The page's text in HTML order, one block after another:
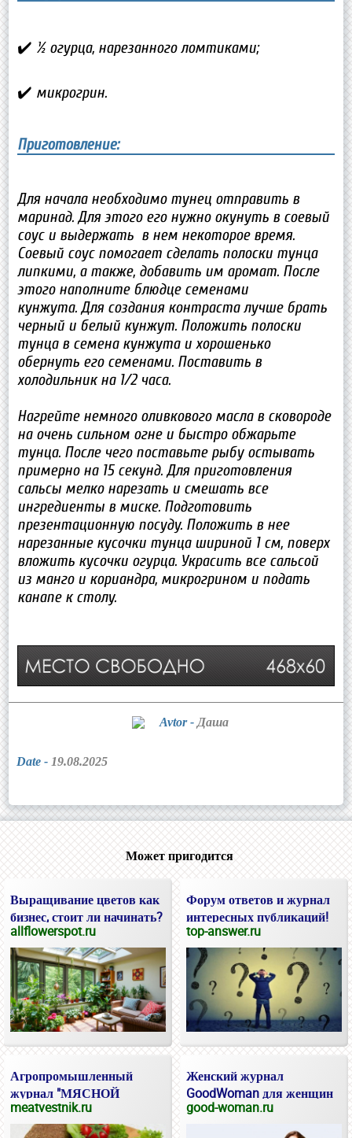
✔️ ½ огурца, нарезанного ломтиками;
✔️ микрогрин.
Приготовление:
Для начала необходимо тунец отправить в
маринад. Для этого его нужно окунуть в соевый
соус и выдержать в нем некоторое время.
Соевый соус помогает сделать полоски тунца
липкими, а также, добавить им аромат. После
этого наполните блюдце семенами
кунжута. Для создания контраста лучше брать
черный и белый кунжут. Положить полоски
тунца в семена кунжута и хорошенько
обернуть его семенами. Поставить в
холодильник на 1/2 часа.
Нагрейте немного оливкового масла в сковороде
на очень сильном огне и быстро обжарьте
тунца. После чего поставьте рыбу остывать
примерно на 15 секунд. Для приготовления
сальсы мелко нарезать и смешать все
ингредиенты в миске. Подготовить
презентационную посуду. Положить в нее
нарезанные кусочки тунца шириной 1 см, поверх
вложить кусочки огурца. Украсить все сальсой
из манго и кориандра, микрогрином и подать
канапе к столу.
Avtor - Даша
Date - 19.08.2025
Может пригодится
Выращивание цветов как
бизнес, стоит ли начинать?
allflowerspot.ru
Форум ответов и журнал
интересных публикаций!
top-answer.ru
Агропромышленный
журнал "МЯСНОЙ
ВЕСТНИК"
meatvestnik.ru
Женский журнал
GoodWoman для женщин
и девушек.
good-woman.ru